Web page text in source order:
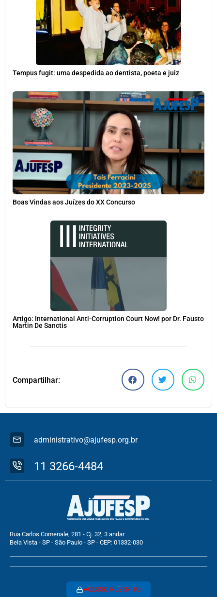
Tempus fugit: uma despedida ao dentista, poeta e juiz
Boas Vindas aos Juízes do XX Concurso
Artigo: International Anti-Corruption Court Now! por Dr. Fausto
Martin De Sanctis
Compartilhar:
administrativo@ajufesp.org.br
11 3266-4484
Rua Carlos Comenale, 281 - Cj. 32, 3 andar
Bela Vista - SP - São Paulo - SP - CEP: 01332-030
ACESSO RESTRITO